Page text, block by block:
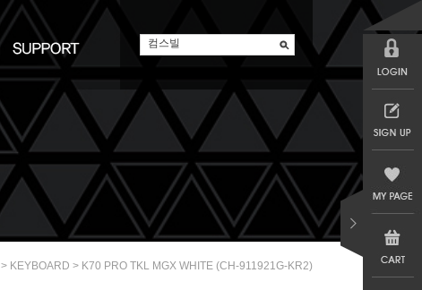
> KEYBOARD > K70 PRO TKL MGX WHITE (CH-911921G-KR2)